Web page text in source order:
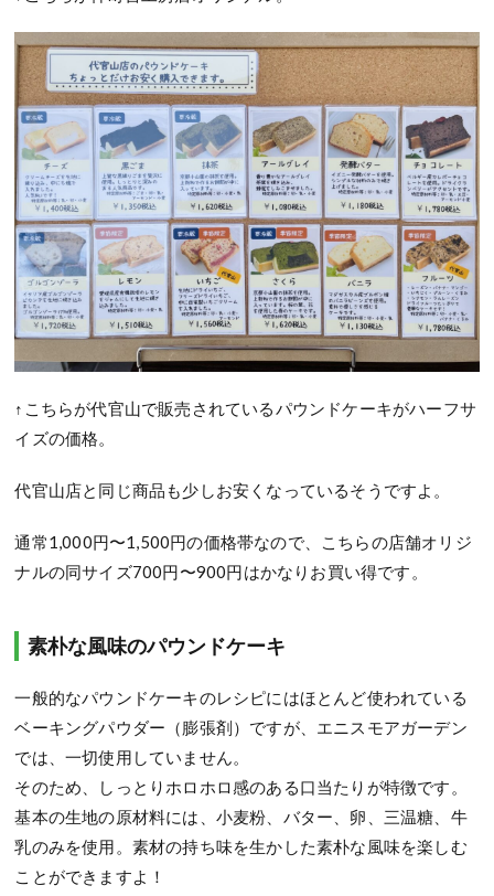
↑こちらが代官山で販売されているパウンドケーキがハーフサ
イズの価格。
代官山店と同じ商品も少しお安くなっているそうですよ。
通常1,000円〜1,500円の価格帯なので、こちらの店舗オリジ
ナルの同サイズ700円〜900円はかなりお買い得です。
素朴な風味のパウンドケーキ
一般的なパウンドケーキのレシピにはほとんど使われている
ベーキングパウダー（膨張剤）ですが、エニスモアガーデン
では、一切使用していません。
そのため、しっとりホロホロ感のある口当たりが特徴です。
基本の生地の原材料には、小麦粉、バター、卵、三温糖、牛
乳のみを使用。素材の持ち味を生かした素朴な風味を楽しむ
ことができますよ！